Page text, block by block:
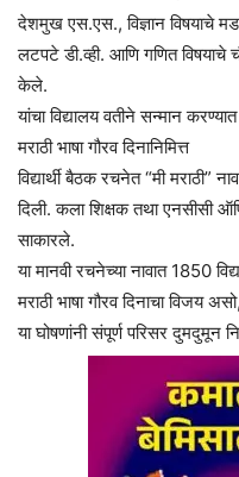
देशमुख एस.एस., विज्ञान विषयाचे
लटपटे डी.व्ही. आणि गणित विषयाचे
केले.
यांचा विद्यालय वतीने सन्मान
मराठी भाषा गौरव दिनानिमित्त
विद्यार्थी बैठक रचनेत “मी मराठी”
दिली. कला शिक्षक तथा एनसीसी
साकारले.
या मानवी रचनेच्या नावात 1850
मराठी भाषा गौरव दिनाचा विजय
या घोषणांनी संपूर्ण परिसर दुमदुमून